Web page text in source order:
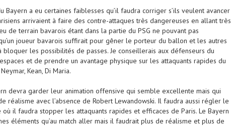
Bayern a eu certaines faiblesses qu’il faudra corriger s’ils veulent avancer
arrivaient à faire des contre-attaques très dangereuses en allant très
de terrain bavarois étant dans la partie du PSG ne pouvant pas
joueur bavarois suffirait pour gêner le porteur du ballon et les autres
bloquer les possibilités de passes. Je conseillerais aux défenseurs du
et de prendre un avantage physique sur les attaquants rapides du
Kean, Di Maria.
devra garder leur animation offensive qui semble excellente mais qui
réalisme avec l’absence de Robert Lewandowski. Il faudra aussi régler le
il faudra stopper les attaquants rapides et efficaces de Paris. Le Bayern
éléments qu’au match aller mais il faudrait plus de réalisme et plus de